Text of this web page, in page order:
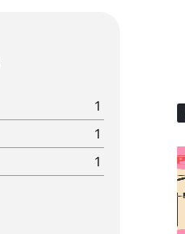
1
1
1